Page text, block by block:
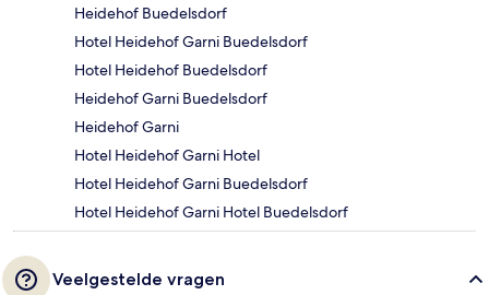
Heidehof Buedelsdorf
Hotel Heidehof Garni Buedelsdorf
Hotel Heidehof Buedelsdorf
Heidehof Garni Buedelsdorf
Heidehof Garni
Hotel Heidehof Garni Hotel
Hotel Heidehof Garni Buedelsdorf
Hotel Heidehof Garni Hotel Buedelsdorf
Veelgestelde vragen